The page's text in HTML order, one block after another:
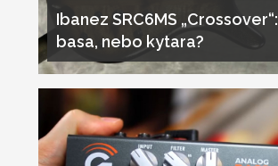
Ibanez SRC6MS „Crossover“:
basa, nebo kytara?